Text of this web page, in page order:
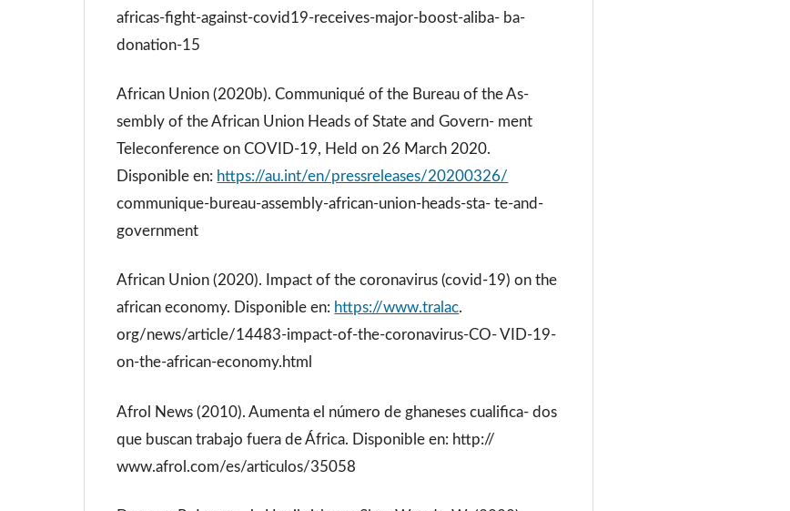
africas-fight-against-covid19-receives-major-boost-aliba- ba-
donation-15
African Union (2020b). Communiqué of the Bureau of the As-
sembly of the African Union Heads of State and Govern- ment
Teleconference on COVID-19, Held on 26 March 2020.
Disponible en: https://au.int/en/pressreleases/20200326/
communique-bureau-assembly-african-union-heads-sta- te-and-
government
African Union (2020). Impact of the coronavirus (covid-19) on the
african economy. Disponible en: https://www.tralac.
org/news/article/14483-impact-of-the-coronavirus-CO- VID-19-
on-the-african-economy.html
Afrol News (2010). Aumenta el número de ghaneses cualifica- dos
que buscan trabajo fuera de África. Disponible en: http://
www.afrol.com/es/articulos/35058